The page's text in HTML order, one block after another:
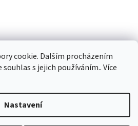
cookie. Dalším procházením
s jejich používáním.. Více
Nastavení
VytvořilŠMnaShoptetu